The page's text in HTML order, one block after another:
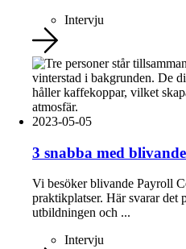
Intervju
2023-05-05
3 snabba med
Vi besöker blivande Payroll
praktikplatser. Här svarar det
utbildningen och ...
Intervju